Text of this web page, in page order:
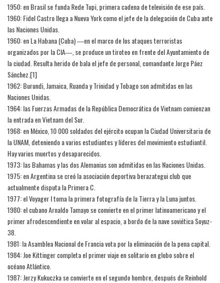
1950: en Brasil se funda Rede Tupi, primera cadena de televisión de ese país.
1960: Fidel Castro llega a Nueva York como el jefe de la delegación de Cuba ante
las Naciones Unidas.
1960: en La Habana (Cuba) ―en el marco de los ataques terroristas
organizados por la CIA―, se produce un tiroteo en frente del Ayuntamiento de
la ciudad. Resulta herido de bala el jefe de personal, comandante Jorge Páez
Sánchez.[1]​
1962: Burundi, Jamaica, Ruanda y Trinidad y Tobago son admitidas en las
Naciones Unidas.
1964: las Fuerzas Armadas de la República Democrática de Vietnam comienzan
la entrada en Vietnam del Sur.
1968: en México, 10 000 soldados del ejército ocupan la Ciudad Universitaria de
la UNAM, deteniendo a varios estudiantes y líderes del movimiento estudiantil.
Hay varios muertos y desaparecidos.
1973: las Bahamas y las dos Alemanias son admitidas en las Naciones Unidas.
1975: en Argentina se creó la asociación deportiva berazategui club que
actualmente disputa la Primera C.
1977: el Voyager I toma la primera fotografía de la Tierra y la Luna juntos.
1980: el cubano Arnaldo Tamayo se convierte en el primer latinoamericano y el
primer afrodescendiente en volar al espacio, a bordo de la nave soviética Soyuz-
38.
1981: la Asamblea Nacional de Francia vota por la eliminación de la pena capital.
1984: Joe Kittinger completa el primer viaje en solitario en globo sobre el
océano Atlántico.
1987: Jerzy Kukuczka se convierte en el segundo hombre, después de Reinhold